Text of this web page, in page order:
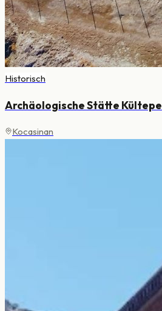
Historisch
Archäologische Stätte Kültepe
Kocasinan